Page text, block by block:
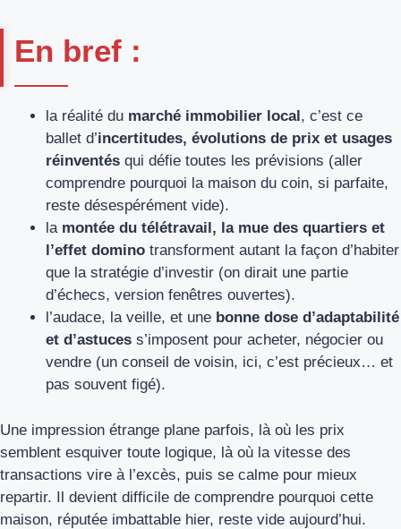
En bref :
la réalité du marché immobilier local, c’est ce
ballet d’incertitudes, évolutions de prix et usages
réinventés qui défie toutes les prévisions (aller
comprendre pourquoi la maison du coin, si parfaite,
reste désespérément vide).
la montée du télétravail, la mue des quartiers et
l’effet domino transforment autant la façon d’habiter
que la stratégie d’investir (on dirait une partie
d’échecs, version fenêtres ouvertes).
l’audace, la veille, et une bonne dose d’adaptabilité
et d’astuces s’imposent pour acheter, négocier ou
vendre (un conseil de voisin, ici, c’est précieux… et
pas souvent figé).
Une impression étrange plane parfois, là où les prix
semblent esquiver toute logique, là où la vitesse des
transactions vire à l’excès, puis se calme pour mieux
repartir. Il devient difficile de comprendre pourquoi cette
maison, réputée imbattable hier, reste vide aujourd’hui.